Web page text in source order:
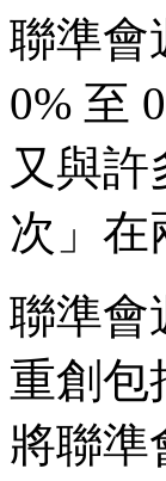
聯準會
0% 至
又與許
次」在
聯準會
重創包
將聯準